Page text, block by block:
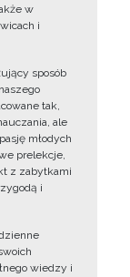
w
i
sposób
tak,
ale
młodych
prelekcje,
z zabytkami
i
wiedzy i